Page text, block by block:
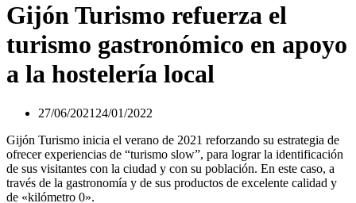
Gijón Turismo refuerza el
turismo gastronómico en apoyo
a la hostelería local
27/06/2021 24/01/2022
Gijón Turismo inicia el verano de 2021 reforzando su estrategia de
ofrecer experiencias de “turismo slow”, para lograr la identificación
de sus visitantes con la ciudad y con su población. En este caso, a
través de la gastronomía y de sus productos de excelente calidad y
de «kilómetro 0».